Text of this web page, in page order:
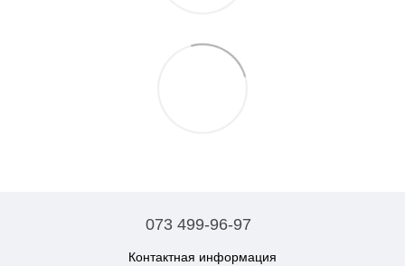
073 499-96-97
Контактная информация